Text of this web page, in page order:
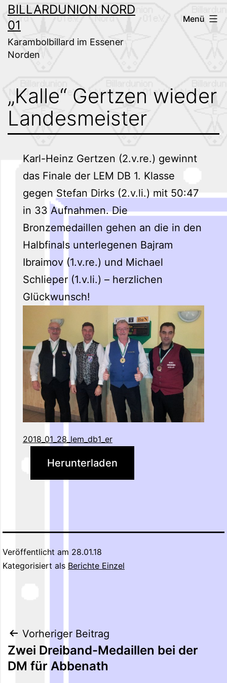
Zum
Inhalt
springen
BILLARDUNION NORD
01
Karambolbillard im Essener
Norden
Menü
„Kalle“ Gertzen wieder
Landesmeister
Karl-Heinz Gertzen (2.v.re.) gewinnt
das Finale der LEM DB 1. Klasse
gegen Stefan Dirks (2.v.li.) mit 50:47
in 33 Aufnahmen. Die
Bronzemedaillen gehen an die in den
Halbfinals unterlegenen Bajram
Ibraimov (1.v.re.) und Michael
Schlieper (1.v.li.) – herzlichen
Glückwunsch!
2018_01_28_lem_db1_er
Herunterladen
Veröffentlicht am 28.01.18
Kategorisiert als Berichte Einzel
Beitragsnavigation
Vorheriger Beitrag
Zwei Dreiband-Medaillen bei der
DM für Abbenath